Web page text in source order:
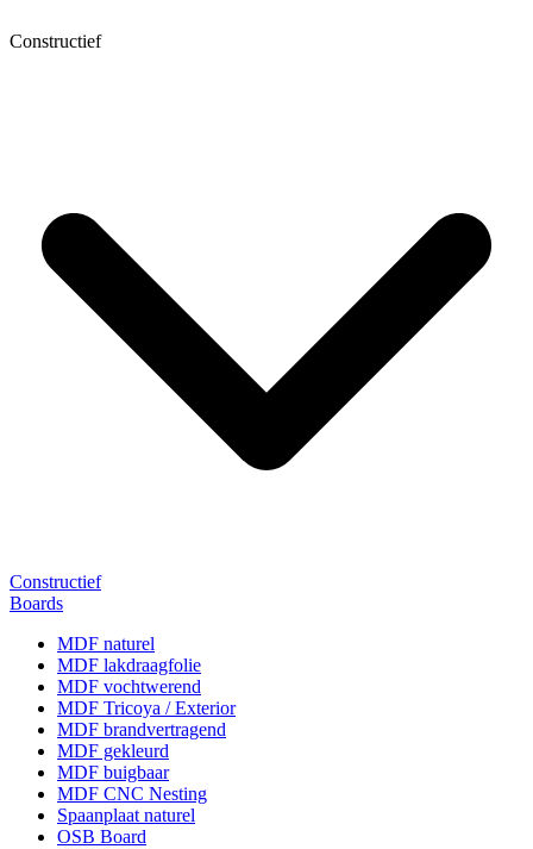
Constructief
Constructief
Boards
MDF naturel
MDF lakdraagfolie
MDF vochtwerend
MDF Tricoya / Exterior
MDF brandvertragend
MDF gekleurd
MDF buigbaar
MDF CNC Nesting
Spaanplaat naturel
OSB Board